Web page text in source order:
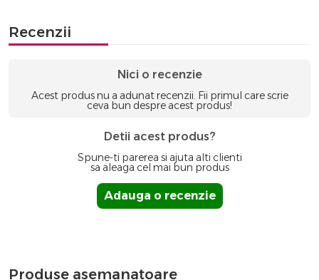
Recenzii
Nici o recenzie
Acest produs nu a adunat recenzii. Fii primul care scrie
ceva bun despre acest produs!
Detii acest produs?
Spune-ti parerea si ajuta alti clienti
sa aleaga cel mai bun produs
Adauga o recenzie
Produse asemanatoare